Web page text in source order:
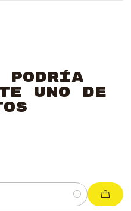
podría
uno de